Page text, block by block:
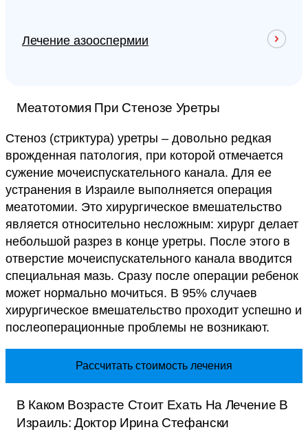
Лечение азооспермии
Меатотомия При Стенозе Уретры
Стеноз (стриктура) уретры – довольно редкая
врожденная патология, при которой отмечается
сужение мочеиспускательного канала. Для ее
устранения в Израиле выполняется операция
меатотомии. Это хирургическое вмешательство
является относительно несложным: хирург делает
небольшой разрез в конце уретры. После этого в
отверстие мочеиспускательного канала вводится
специальная мазь. Сразу после операции ребенок
может нормально мочиться. В 95% случаев
хирургическое вмешательство проходит успешно и
послеоперационные проблемы не возникают.
Рассчитать стоимость лечения
В Каком Возрасте Стоит Ехать На Лечение В
Израиль: Доктор Ирина Стефански